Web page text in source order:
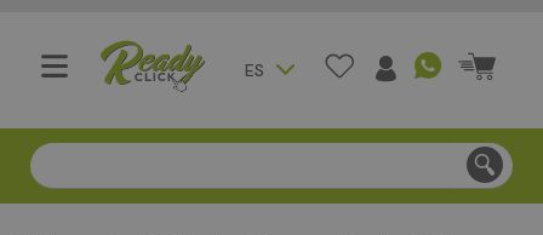
ES
Compra segura - Entregas en Bogotá en menos de 3